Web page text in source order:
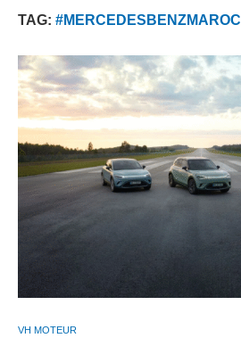
TAG: #MERCEDESBENZMAROC
VH MOTEUR